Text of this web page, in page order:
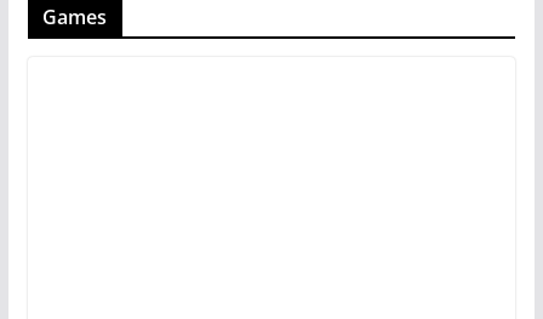
Games